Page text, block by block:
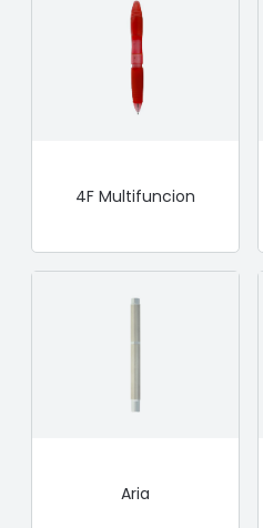
4F Multifuncion
Aria